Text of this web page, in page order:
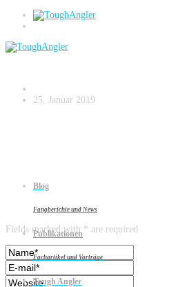
Blog
Fangberichte und News
Publikationen
Fachartikel und Vorträge
Tough Angler
Westin Hechtköder
25. Januar 2019
Leave a reply
Fields marked with * are required